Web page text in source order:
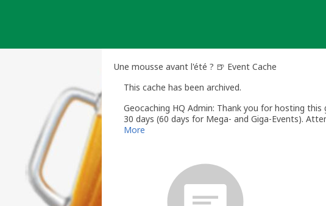
Une mousse avant l'été ? 🍺 Event Cache
This cache has been archived.
Geocaching HQ Admin: Thank you for hosting
30 days (60 days for Mega- and Giga-Events).
More